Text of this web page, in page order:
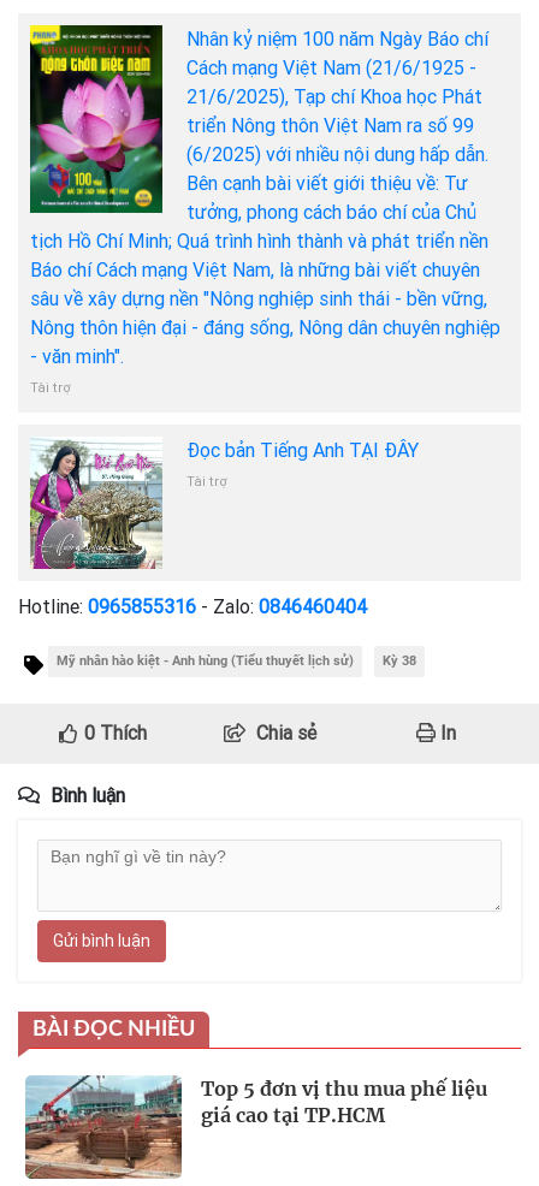
Nhân kỷ niệm 100 năm Ngày Báo chí
Cách mạng Việt Nam (21/6/1925 -
21/6/2025), Tạp chí Khoa học Phát
triển Nông thôn Việt Nam ra số 99
(6/2025) với nhiều nội dung hấp dẫn.
Bên cạnh bài viết giới thiệu về: Tư
tưởng, phong cách báo chí của Chủ
tịch Hồ Chí Minh; Quá trình hình thành và phát triển nền
Báo chí Cách mạng Việt Nam, là những bài viết chuyên
sâu về xây dựng nền "Nông nghiệp sinh thái - bền vững,
Nông thôn hiện đại - đáng sống, Nông dân chuyên nghiệp
- văn minh".
Tài trợ
Đọc bản Tiếng Anh TẠI ĐÂY
Tài trợ
Hotline: 0965855316 - Zalo: 0846460404
Mỹ nhân hào kiệt - Anh hùng (Tiểu thuyết lịch sử) Kỳ 38
0Thích Chia sẻ In
Bình luận
Gửi bình luận
BÀI ĐỌC NHIỀU
Top 5 đơn vị thu mua phế liệu
giá cao tại TP.HCM